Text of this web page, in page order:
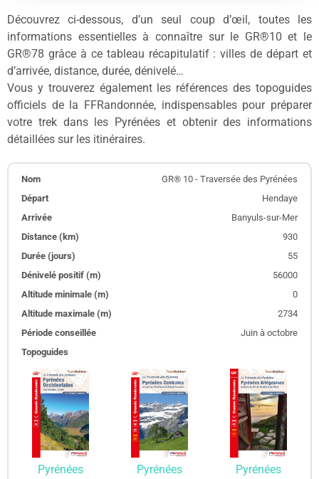
Découvrez ci-dessous, d’un seul coup d’œil, toutes les
informations essentielles à connaître sur le GR®10 et le
GR®78 grâce à ce tableau récapitulatif : villes de départ et
d’arrivée, distance, durée, dénivelé…
Vous y trouverez également les références des topoguides
officiels de la FFRandonnée, indispensables pour préparer
votre trek dans les Pyrénées et obtenir des informations
détaillées sur les itinéraires.
GR® 10 - Traversée des Pyrénées
Hendaye
Banyuls-sur-Mer
930
55
56000
0
2734
Juin à octobre
Pyrénées
Pyrénées
Pyrénées